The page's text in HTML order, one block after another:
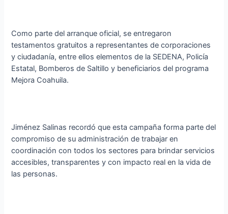
Como parte del arranque oficial, se entregaron
testamentos gratuitos a representantes de corporaciones
y ciudadanía, entre ellos elementos de la SEDENA, Policía
Estatal, Bomberos de Saltillo y beneficiarios del programa
Mejora Coahuila.
Jiménez Salinas recordó que esta campaña forma parte del
compromiso de su administración de trabajar en
coordinación con todos los sectores para brindar servicios
accesibles, transparentes y con impacto real en la vida de
las personas.